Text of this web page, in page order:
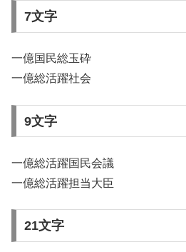
7文字
一億国民総玉砕
一億総活躍社会
9文字
一億総活躍国民会議
一億総活躍担当大臣
21文字